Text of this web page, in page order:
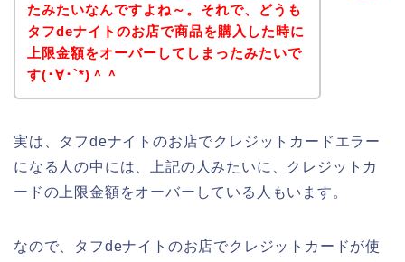
たみたいなんですよね～。それで、どうも
タフdeナイトのお店で商品を購入した時に
上限金額をオーバーしてしまったみたいで
す(･∀･`*)＾＾
実は、タフdeナイトのお店でクレジットカードエラー
になる人の中には、上記の人みたいに、クレジットカ
ードの上限金額をオーバーしている人もいます。
なので、タフdeナイトのお店でクレジットカードが使